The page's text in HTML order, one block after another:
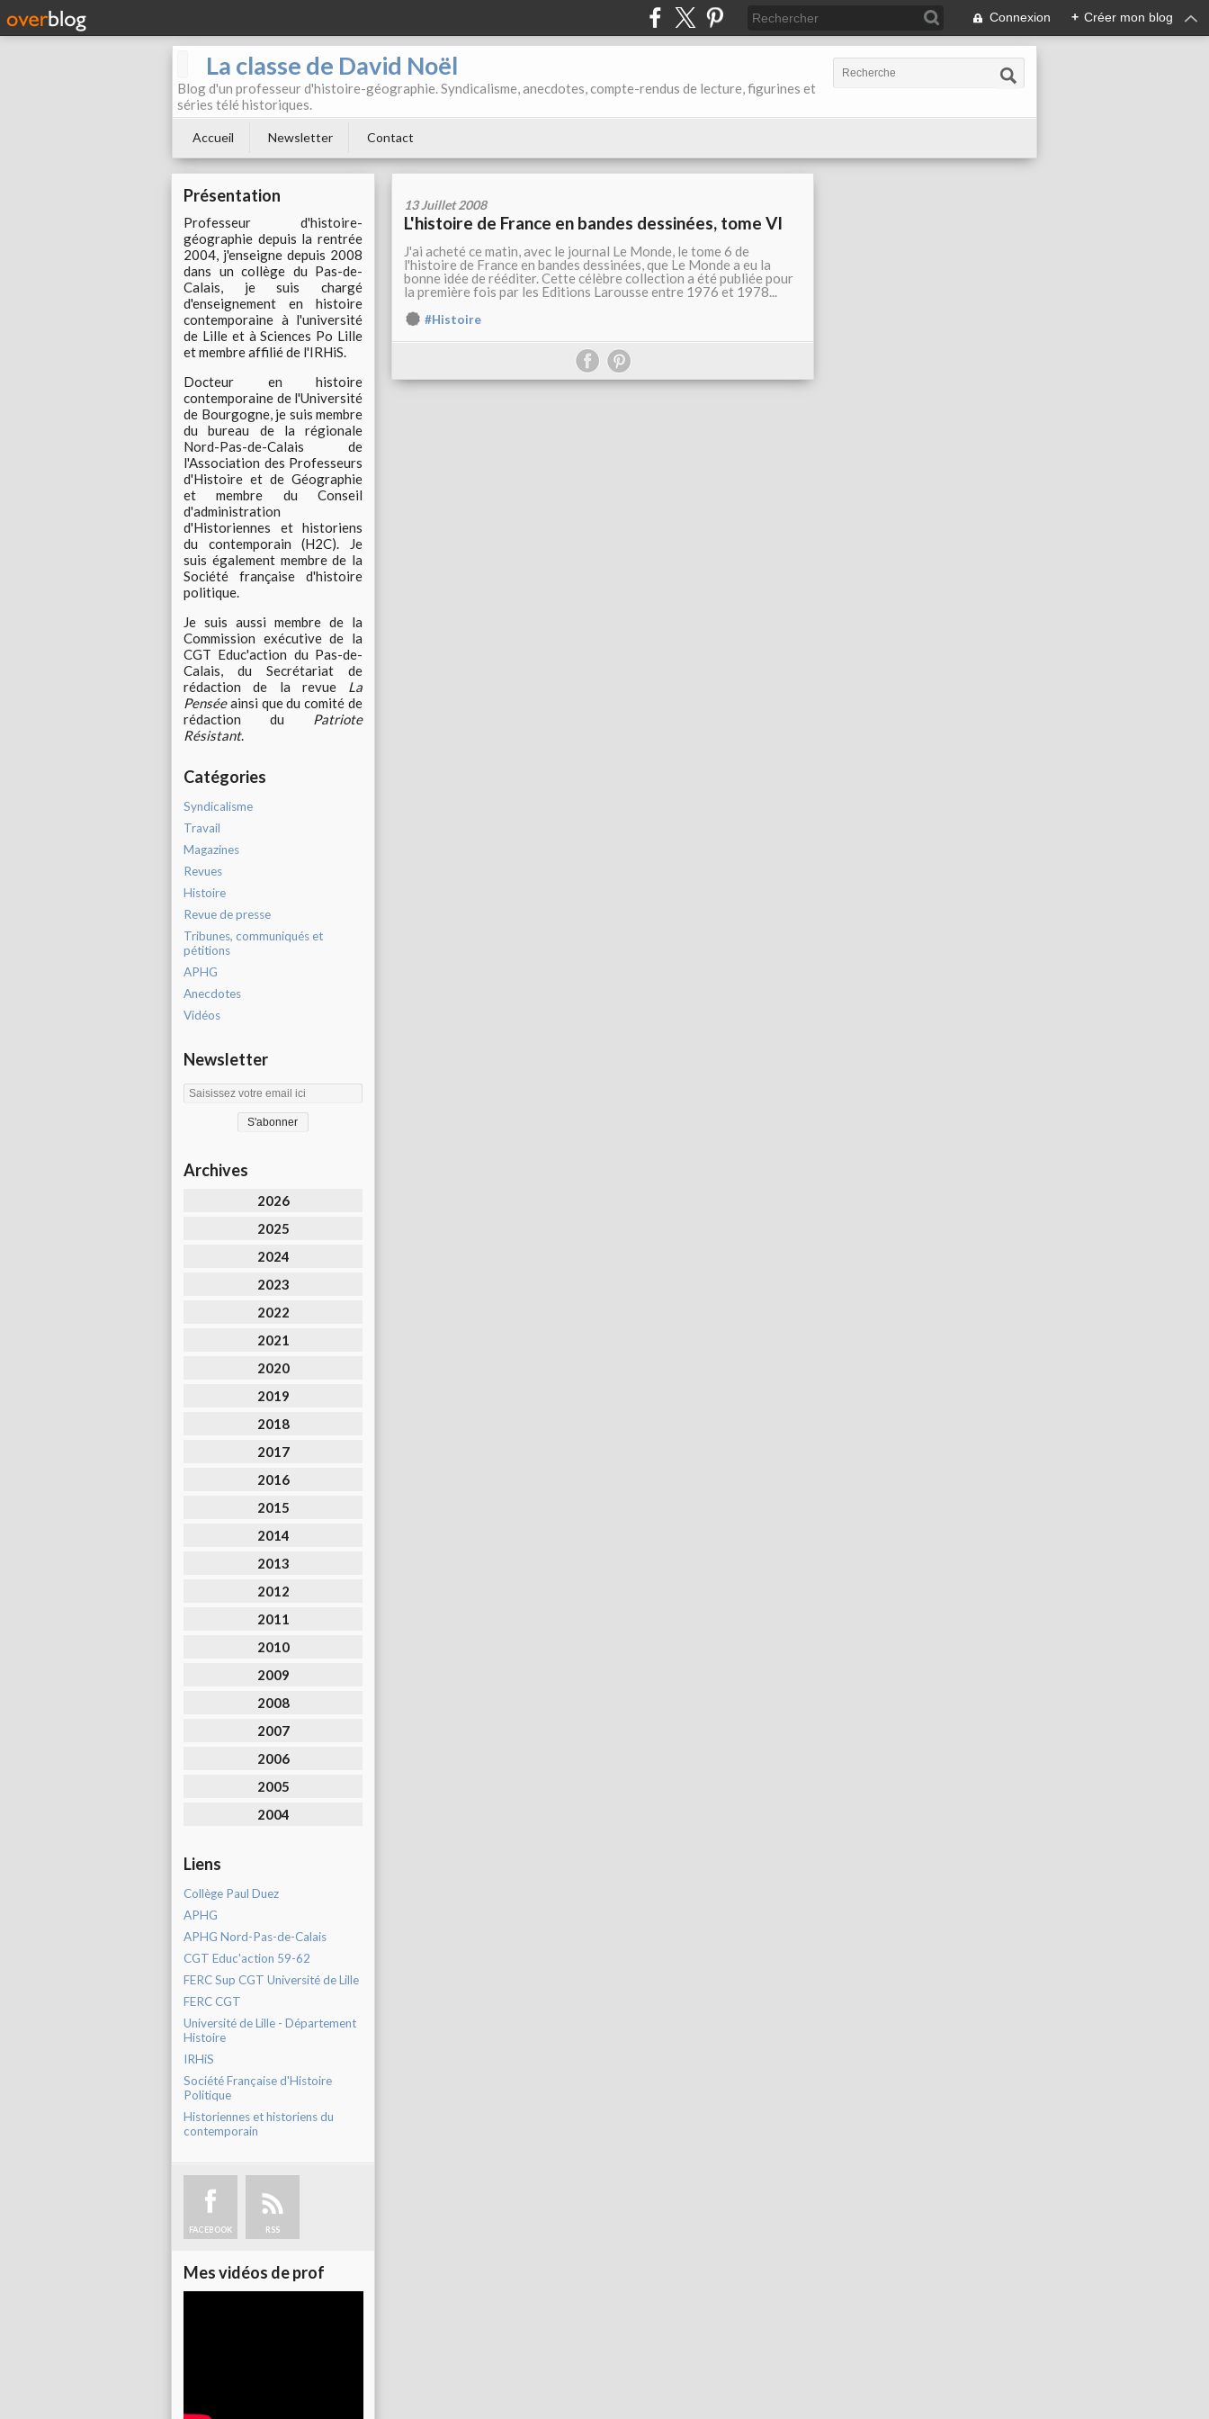
Connexion + Créer mon blog
La classe de David Noël
Blog d'un professeur d'histoire-géographie. Syndicalisme, anecdotes, compte-rendus de lecture, figurines et
séries télé historiques.
Accueil Newsletter Contact
Présentation
Professeur d'histoire-
géographie depuis la rentrée
2004, j'enseigne depuis 2008
dans un collège du Pas-de-
Calais, je suis chargé
d'enseignement en histoire
contemporaine à l'université
de Lille et à Sciences Po Lille
et membre affilié de l'IRHiS.
Docteur en histoire
contemporaine de l'Université
de Bourgogne, je suis membre
du bureau de la régionale
Nord-Pas-de-Calais de
l'Association des Professeurs
d'Histoire et de Géographie
et membre du Conseil
d'administration
d'Historiennes et historiens
du contemporain (H2C). Je
suis également membre de la
Société française d'histoire
politique.
Je suis aussi membre de la
Commission exécutive de la
CGT Educ'action du Pas-de-
Calais, du Secrétariat de
rédaction de la revue La
Penséeainsi que du comité de
rédaction du Patriote
Résistant.
Catégories
Syndicalisme
Travail
Magazines
Revues
Histoire
Revue de presse
Tribunes, communiqués et
pétitions
APHG
Anecdotes
Vidéos
Newsletter
Archives
2026
2025
2024
2023
2022
2021
2020
2019
2018
2017
2016
2015
2014
2013
2012
2011
2010
2009
2008
2007
2006
2005
2004
Liens
Collège Paul Duez
APHG
APHG Nord-Pas-de-Calais
CGT Educ'action 59-62
FERC Sup CGT Université de Lille
FERC CGT
Université de Lille - Département
Histoire
IRHiS
Société Française d'Histoire
Politique
Historiennes et historiens du
contemporain
FACEBOOK RSS
Mes vidéos de prof
13 Juillet 2008
L'histoire de France en bandes dessinées, tome VI
J'ai acheté ce matin, avec le journal Le Monde, le tome 6 de
l'histoire de France en bandes dessinées, que Le Monde a eu la
bonne idée de rééditer. Cette célèbre collection a été publiée pour
la première fois par les Editions Larousse entre 1976 et 1978...
#Histoire